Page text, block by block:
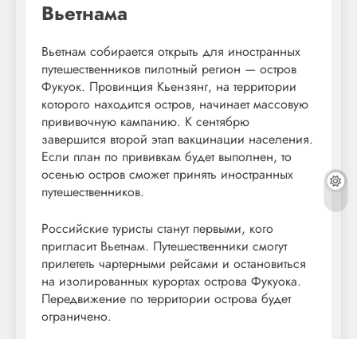
Вьетнама
Вьетнам собирается открыть для иностранных
путешественников пилотный регион — остров
Фукуок. Провинция Кьензянг, на территории
которого находится остров, начинает массовую
прививочную кампанию. К сентябрю
завершится второй этап вакцинации населения.
Если план по прививкам будет выполнен, то
осенью остров сможет принять иностранных
путешественников.
Российские туристы станут первыми, кого
пригласит Вьетнам. Путешественники смогут
прилететь чартерными рейсами и остановиться
на изолированных курортах острова Фукуока.
Передвижение по территории острова будет
ограничено.